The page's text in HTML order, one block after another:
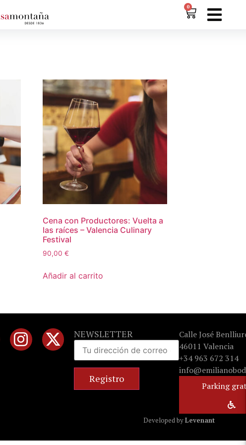
0
Cena con Productores: Vuelta a
las raíces – Valencia Culinary
Festival
90,00 €
Añadir al carrito
NEWSLETTER
Calle José
46011 Valencia
+34 963 672 314
Parking
Developed byLevenant